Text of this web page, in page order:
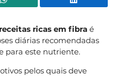
receitas ricas em fibra é
diárias recomendadas
para este nutriente.
pelos quais deve